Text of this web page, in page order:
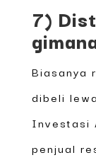
7)
Biasanya
dibeli
Investasi
penjual